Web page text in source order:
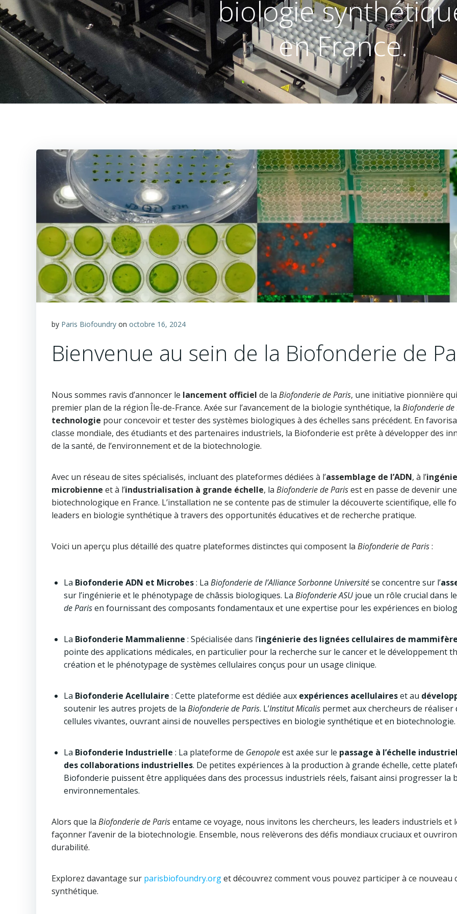
biologie
en France.
by Paris Biofoundry on octobre 16, 2024
Bienvenue au sein de la Biofonderie de
Nous sommes ravis d’annoncer le lancement officiel de la Biofonderie de Paris, une initiative pionnière
premier plan de la région Île-de-France. Axée sur l’avancement de la biologie synthétique, la Biofonderie de
technologie pour concevoir et tester des systèmes biologiques à des échelles sans précédent. En
classe mondiale, des étudiants et des partenaires industriels, la Biofonderie est prête à développer des
de la santé, de l’environnement et de la biotechnologie.
Avec un réseau de sites spécialisés, incluant des plateformes dédiées à l’assemblage de l’ADN, à l’
microbienne et à l’industrialisation à grande échelle, la Biofonderie de Parisest en passe de devenir
biotechnologique en France. L’installation ne se contente pas de stimuler la découverte scientifique, elle
leaders en biologie synthétique à travers des opportunités éducatives et de recherche pratique.
Voici un aperçu plus détaillé des quatre plateformes distinctes qui composent la Biofonderie de Paris:
La Biofonderie ADN et Microbes: La Biofonderie de l’Alliance Sorbonne Universitése concentre sur l’
sur l’ingénierie et le phénotypage de châssis biologiques. La Biofonderie ASU joue un rôle crucial dans
de Parisen fournissant des composants fondamentaux et une expertise pour les expériences en
La Biofonderie Mammalienne : Spécialisée dans l’ingénierie des lignées cellulaires de
pointe des applications médicales, en particulier pour la recherche sur le cancer et le développement
création et le phénotypage de systèmes cellulaires conçus pour un usage clinique.
La Biofonderie Acellulaire : Cette plateforme est dédiée aux expériences acellulaireset au
soutenir les autres projets de la Biofonderie de Paris. L’Institut Micalis permet aux chercheurs de
cellules vivantes, ouvrant ainsi de nouvelles perspectives en biologie synthétique et en biotechnologie.
La Biofonderie Industrielle : La plateforme de Genopoleest axée sur le passage à l’échelle
des collaborations industrielles. De petites expériences à la production à grande échelle, cette
Biofonderie puissent être appliquées dans des processus industriels réels, faisant ainsi progresser
environnementales.
Alors que la Biofonderie de Parisentame ce voyage, nous invitons les chercheurs, les leaders industriels
façonner l’avenir de la biotechnologie. Ensemble, nous relèverons des défis mondiaux cruciaux et
durabilité.
Explorez davantage sur parisbiofoundry.orget découvrez comment vous pouvez participer à ce
synthétique.